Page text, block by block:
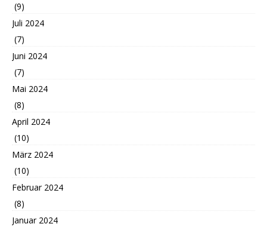
(9)
Juli 2024
(7)
Juni 2024
(7)
Mai 2024
(8)
April 2024
(10)
März 2024
(10)
Februar 2024
(8)
Januar 2024